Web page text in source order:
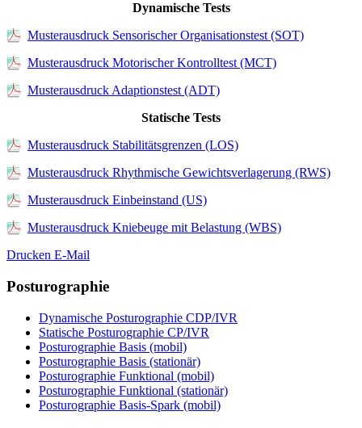
Dynamische Tests
Musterausdruck Sensorischer Organisationstest (SOT)
Musterausdruck Motorischer Kontrolltest (MCT)
Musterausdruck Adaptionstest (ADT)
Statische Tests
Musterausdruck Stabilitätsgrenzen (LOS)
Musterausdruck Rhythmische Gewichtsverlagerung (RWS)
Musterausdruck Einbeinstand (US)
Musterausdruck Kniebeuge mit Belastung (WBS)
Drucken E-Mail
Posturographie
Dynamische Posturographie CDP/IVR
Statische Posturographie CP/IVR
Posturographie Basis (mobil)
Posturographie Basis (stationär)
Posturographie Funktional (mobil)
Posturographie Funktional (stationär)
Posturographie Basis-Spark (mobil)